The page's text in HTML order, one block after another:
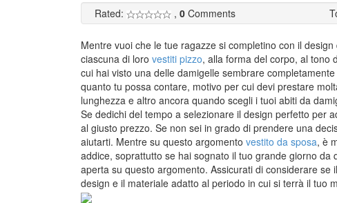
Rated: , 0 Comments
Mentre vuoi che le tue ragazze si completino con il
ciascuna di loro vestiti pizzo, alla forma del corpo, al tono
cui hai visto una delle damigelle sembrare
quanto tu possa contare, motivo per cui devi prestare
lunghezza e altro ancora quando scegli i tuoi abiti da
Se dedichi del tempo a selezionare il design perfetto per
al giusto prezzo. Se non sei in grado di prendere una
aiutarti. Mentre su questo argomento vestito da sposa, è
addice, soprattutto se hai sognato il tuo grande giorno
aperta su questo argomento. Assicurati di considerare
design e il materiale adatto al periodo in cui si terrà il tuo